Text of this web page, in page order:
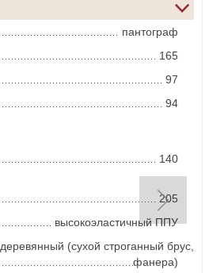
пантограф
165
97
94
140
205
высокоэластичный ППУ
деревянный (сухой строганный брус,
фанера)